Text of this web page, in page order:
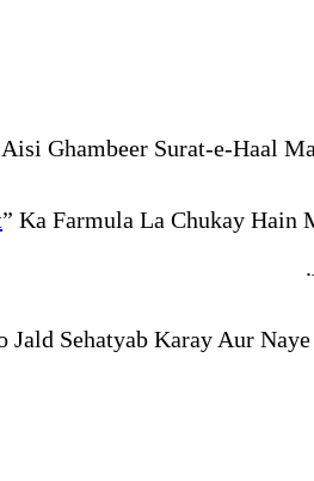
Aisi Ghambeer Surat-e-Haal
” Ka Farmula La Chukay Hain
Sehatyab Karay Aur